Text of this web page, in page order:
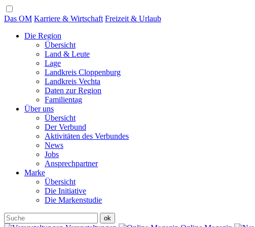
Das OM Karriere & Wirtschaft Freizeit & Urlaub
Die Region
Übersicht
Land & Leute
Lage
Landkreis Cloppenburg
Landkreis Vechta
Daten zur Region
Familientag
Über uns
Übersicht
Der Verbund
Aktivitäten des Verbundes
News
Jobs
Ansprechpartner
Marke
Übersicht
Die Initiative
Die Markenstudie